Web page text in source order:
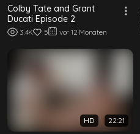
Colby Tate and Grant
Ducati Episode 2
3.4K 5 vor 12 Monaten
HD 22:21